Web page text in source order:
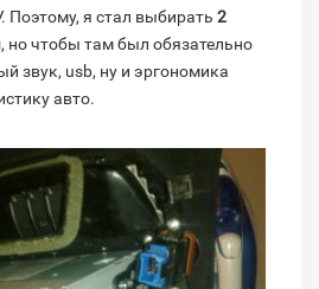
Поэтому, я стал выбирать 2
, но чтобы там был обязательно
звук, usb, ну и эргономика
авто.